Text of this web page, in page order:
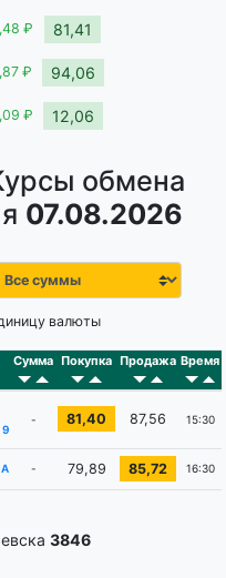
обмена
07.08.2026
валюты
Сумма Покупка Продажа Время
9
- 81,40 87,56 15:30
А - 79,89 85,72 16:30
3846
₽ 81,41
₽ 94,06
₽ 12,06